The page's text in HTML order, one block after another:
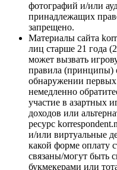
фотографий и/или
принадлежащих
запрещено.
Материалы сайта
лиц старше 21 года
может вызвать
правила (принципы)
обнаружении первых
немедленно
участие в азартных
доходов или
ресурс
и/или виртуальные
какой форме оплату
связаны/могут быть
букмекерами или